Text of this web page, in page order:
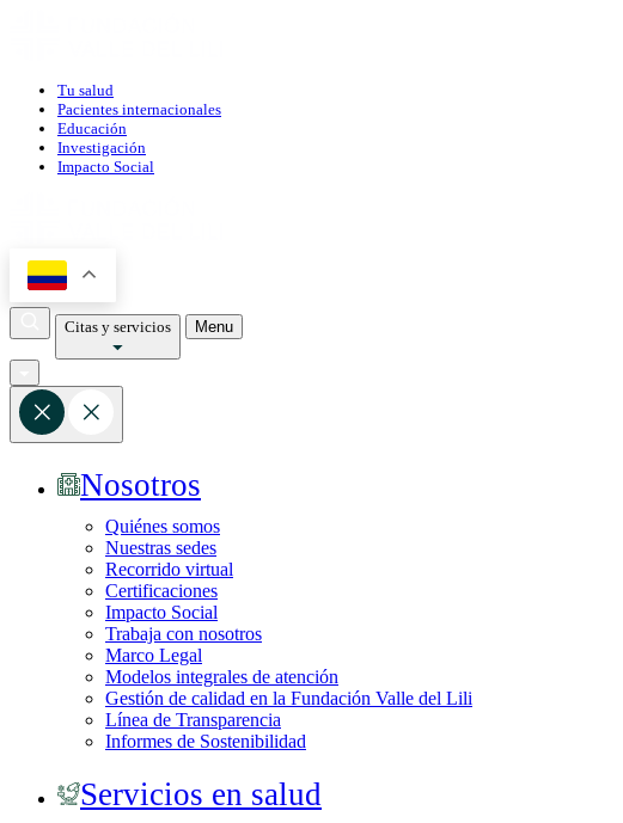
Tu salud
Pacientes internacionales
Educación
Investigación
Impacto Social
Citas y servicios Menu
Nosotros
Quiénes somos
Nuestras sedes
Recorrido virtual
Certificaciones
Impacto Social
Trabaja con nosotros
Marco Legal
Modelos integrales de atención
Gestión de calidad en la Fundación Valle del Lili
Línea de Transparencia
Informes de Sostenibilidad
Servicios en salud